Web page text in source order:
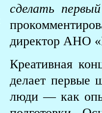
сделать
директор АНО
Креативная
делает первые
люди — как